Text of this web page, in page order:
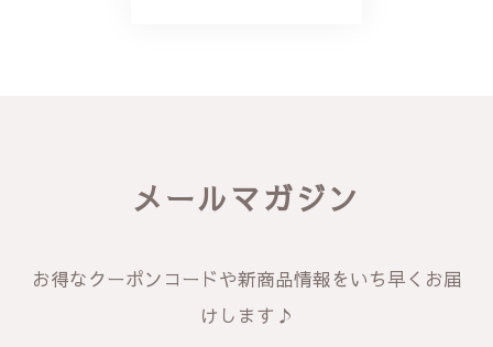
メールマガジン
お得なクーポンコードや新商品情報をいち早くお届
けします♪